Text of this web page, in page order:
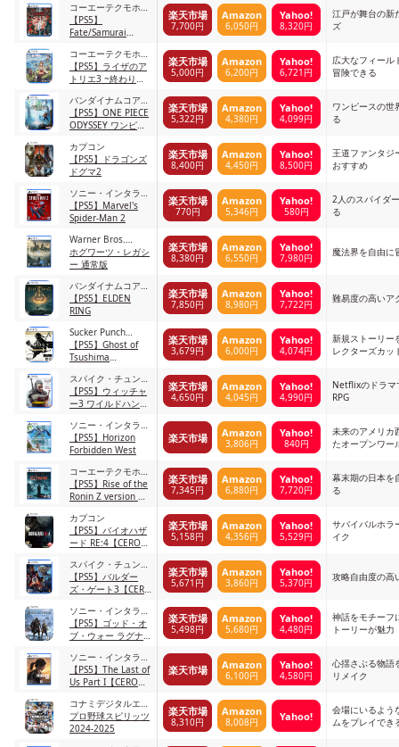
コーエーテクモホー
ルディングス
【PS5】
Fate/Samurai
楽天市場
7,700円
Amazon
6,050円
Yahoo!
8,320円
江戸が舞台の新
ズ
コーエーテクモホー
ルディングス
【PS5】ライザのア
トリエ3 ~終わりの
~ なし
楽天市場
5,000円
Amazon
6,200円
Yahoo!
6,721円
広大なフィール
冒険できる
バンダイナムコアー
ツ【PS5】ONE PIECE
ODYSSEY ワンピー
楽天市場
5,322円
Amazon
4,380円
Yahoo!
4,099円
ワンピースの世
る
カプコン
【PS5】ドラゴンズ
ドグマ2
楽天市場
8,400円
Amazon
4,450円
Yahoo!
8,500円
王道ファンタジ
おすすめ
ソニー・インタラク
ティブエンタテイン
メント
【PS5】Marvel's
Spider-Man 2
楽天市場
770円
Amazon
5,346円
Yahoo!
580円
2人のスパイダ
る
Warner Bros.
Games
ホグワーツ・レガシ
ー 通常版
楽天市場
8,380円
Amazon
6,550円
Yahoo!
7,980円 魔法界を自由に
バンダイナムコアー
ツ【PS5】ELDEN
RING
楽天市場
7,850円
Amazon
8,980円
Yahoo!
7,722円 難易度の高いア
Sucker Punch
Productions
【PS5】Ghost of
Tsushima
楽天市場
3,679円
Amazon
6,000円
Yahoo!
4,074円
新規ストーリー
レクターズカッ
スパイク・チュンソ
フト
【PS5】ウィッチャ
ー3 ワイルドハント
ション 【CEROレー
ティング「Z」】
楽天市場
4,650円
Amazon
4,045円
Yahoo!
4,990円
Netflixのドラマ
RPG
ソニー・インタラク
ティブエンタテイン
メント
【PS5】Horizon
Forbidden West
楽天市場 Amazon
3,806円
Yahoo!
840円
未来のアメリカ
たオープンワー
コーエーテクモホー
ルディングス
【PS5】Rise of the
Ronin Z version ラ
【CEROレーティン
グ「Z」】
楽天市場
7,345円
Amazon
6,880円
Yahoo!
7,720円
幕末期の日本を
る
カプコン
【PS5】バイオハザ
ード RE:4【CEROレ
楽天市場
5,158円
Amazon
4,356円
Yahoo!
5,529円
サバイバルホラ
イク
スパイク・チュンソ
フト
【PS5】バルダー
ズ・ゲート3【CERO
「Z」】
楽天市場
5,671円
Amazon
3,860円
Yahoo!
5,370円 攻略自由度の高
ソニー・インタラク
ティブエンタテイン
メント
【PS5】ゴッド・オ
ブ・ウォー ラグナ
ィング「Z」】
楽天市場
5,498円
Amazon
5,680円
Yahoo!
4,480円
神話をモチーフ
トーリーが魅力
ソニー・インタラク
ティブエンタテイン
メント
【PS5】The Last of
Us Part I【CEROレ
楽天市場 Amazon
6,100円
Yahoo!
4,580円
心揺さぶる物語
リメイク
コナミデジタルエン
タテインメント
プロ野球スピリッツ
2024-2025
楽天市場
8,310円
Amazon
8,008円 Yahoo!
会場にいるよう
ムをプレイでき